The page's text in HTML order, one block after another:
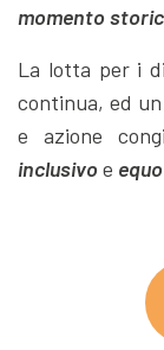
momento
La lotta per i
continua, ed
e azione
inclusivo e equo